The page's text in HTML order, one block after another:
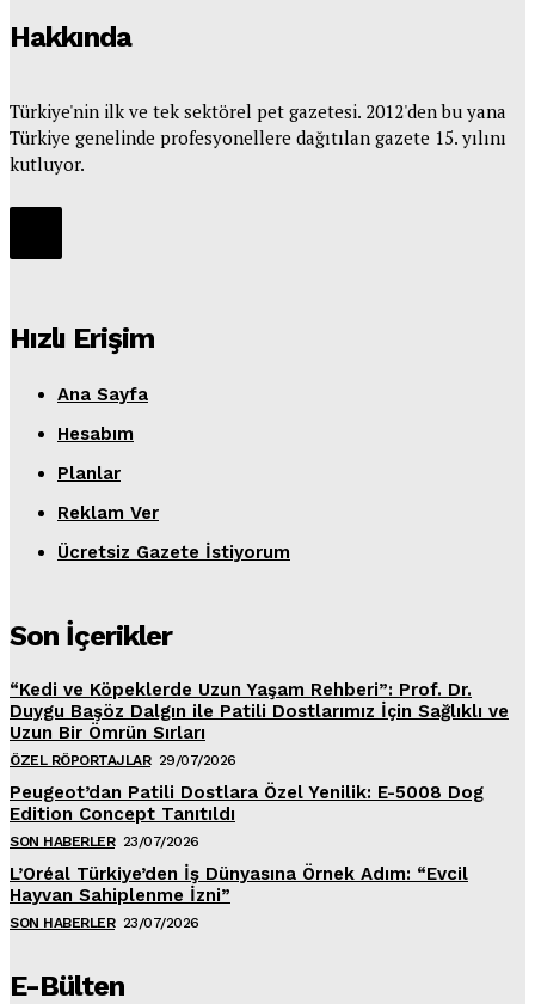
Hakkında
Türkiye'nin ilk ve tek sektörel pet gazetesi. 2012'den bu yana
Türkiye genelinde profesyonellere dağıtılan gazete 15. yılını
kutluyor.
Hızlı Erişim
Ana Sayfa
Hesabım
Planlar
Reklam Ver
Ücretsiz Gazete İstiyorum
Son İçerikler
“Kedi ve Köpeklerde Uzun Yaşam Rehberi”: Prof. Dr.
Duygu Başöz Dalgın ile Patili Dostlarımız İçin Sağlıklı ve
Uzun Bir Ömrün Sırları
ÖZEL RÖPORTAJLAR 29/07/2026
Peugeot’dan Patili Dostlara Özel Yenilik: E-5008 Dog
Edition Concept Tanıtıldı
SON HABERLER 23/07/2026
L’Oréal Türkiye’den İş Dünyasına Örnek Adım: “Evcil
Hayvan Sahiplenme İzni”
SON HABERLER 23/07/2026
E-Bülten